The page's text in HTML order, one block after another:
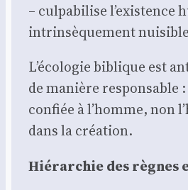
– culpa­bi­lise l’existence
intrin­sè­que­ment
L’écologie biblique est
de manière res­pon­sable
confiée à l’homme, non
dans la créa­tion.
Hié­rar­chie des règnes